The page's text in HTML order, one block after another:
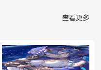
查看更多